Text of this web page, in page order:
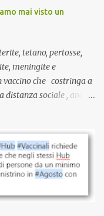
c’è presa in carico.
mai visto un
tetano, pertosse,
meningite e
che costringa a
distanza sociale , anche
di ricompense,
mai visto
fatto. Se non sei stato
farti sentire una
vaccino che minacci le